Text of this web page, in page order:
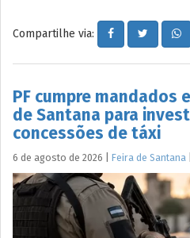
Compartilhe via:
PF cumpre mandados
de Santana para
concessões de táxi
6 de agosto de 2026 Feira de Santana